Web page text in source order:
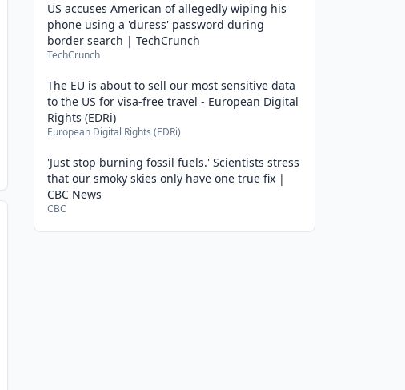
US accuses American of allegedly wiping his
phone using a 'duress' password during
border search | TechCrunch
TechCrunch
The EU is about to sell our most sensitive data
to the US for visa-free travel - European Digital
Rights (EDRi)
European Digital Rights (EDRi)
'Just stop burning fossil fuels.' Scientists stress
that our smoky skies only have one true fix |
CBC News
CBC